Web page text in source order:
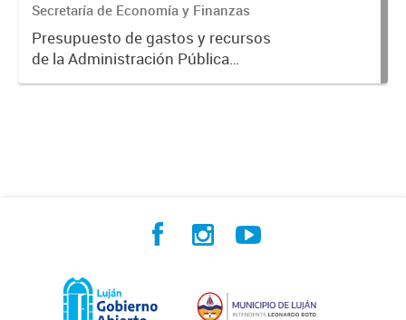
Secretaría de Economía y Finanzas
Presupuesto de gastos y recursos
de la Administración Pública
Municipal para el ejercicio 2023.